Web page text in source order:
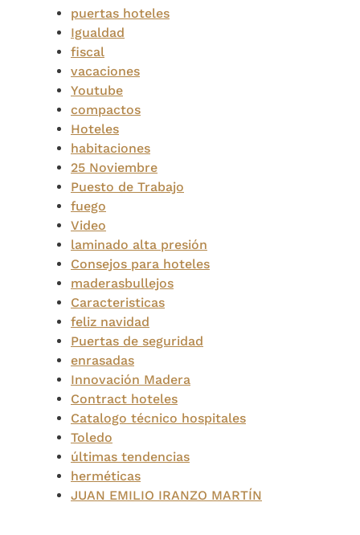
puertas hoteles
Igualdad
fiscal
vacaciones
Youtube
compactos
Hoteles
habitaciones
25 Noviembre
Puesto de Trabajo
fuego
Video
laminado alta presión
Consejos para hoteles
maderasbullejos
Caracteristicas
feliz navidad
Puertas de seguridad
enrasadas
Innovación Madera
Contract hoteles
Catalogo técnico hospitales
Toledo
últimas tendencias
herméticas
JUAN EMILIO IRANZO MARTÍN